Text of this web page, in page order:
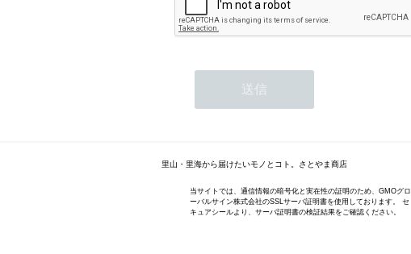
里山・里海から届けたいモノとコト。さとやま商店
当サイトでは、通信情報の暗号化と実在性の証明のため、GMOグロ
ーバルサイン株式会社のSSLサーバ証明書を使用しております。 セ
キュアシールより、サーバ証明書の検証結果をご確認ください。